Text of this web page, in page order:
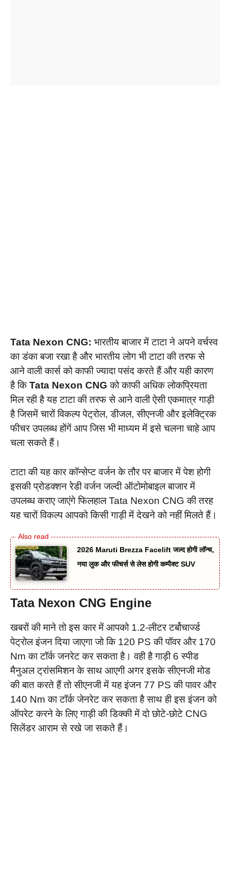
Tata Nexon CNG: भारतीय बाजार में टाटा ने अपने वर्चस्व
का डंका बजा रखा है और भारतीय लोग भी टाटा की तरफ से
आने वाली कार्स को काफी ज्यादा पसंद करते हैं और यही कारण
है किTata Nexon CNG को काफी अधिक लोकप्रियता
मिल रही है यह टाटा की तरफ से आने वाली ऐसी एकमात्र गाड़ी
है जिसमें चारों विकल्प पेट्रोल, डीजल, सीएनजी और इलेक्ट्रिक
फीचर उपलब्ध होंगें आप जिस भी माध्यम में इसे चलना चाहे आप
चला सकते हैं।
टाटा की यह कार कॉन्सेप्ट वर्जन के तौर पर बाजार में पेश होगी
इसकी प्रोडक्शन रेडी वर्जन जल्दी ऑटोमोबाइल बाजार में
उपलब्ध कराए जाएंगे फिलहाल Tata Nexon CNG की तरह
यह चारों विकल्प आपको किसी गाड़ी में देखने को नहीं मिलते हैं।
2026 Maruti Brezza Facelift जल्द होगी लॉन्च,
नया लुक और फीचर्स से लेस होगी कम्पैक्ट SUV
Tata Nexon CNG Engine
खबरों की माने तो इस कार में आपको 1.2-लीटर टर्बोचार्ज्ड
पेट्रोल इंजन दिया जाएगा जो कि 120 PS की पॉवर और 170
Nm का टॉर्क जनरेट कर सकता है। वही है गाड़ी 6 स्पीड
मैनुअल ट्रांसमिशन के साथ आएगी अगर इसके सीएनजी मोड
की बात करते हैं तो सीएनजी में यह इंजन 77 PS की पावर और
140 Nm का टॉर्क जेनरेट कर सकता है साथ ही इस इंजन को
ऑपरेट करने के लिए गाड़ी की डिक्की में दो छोटे-छोटे CNG
सिलेंडर आराम से रखे जा सकते हैं।